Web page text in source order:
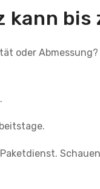
kann bis
oder